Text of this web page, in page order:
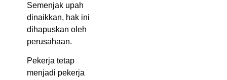
Semenjak upah
dinaikkan, hak ini
dihapuskan oleh
perusahaan.
Pekerja tetap
menjadi pekerja